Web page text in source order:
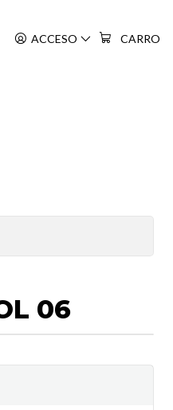
ACCESO CARRO
06